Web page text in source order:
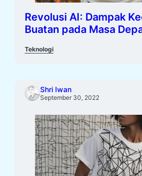
Revolusi AI: Dampak
Buatan pada Masa
Teknologi
Shri Iwan
September 30, 2022